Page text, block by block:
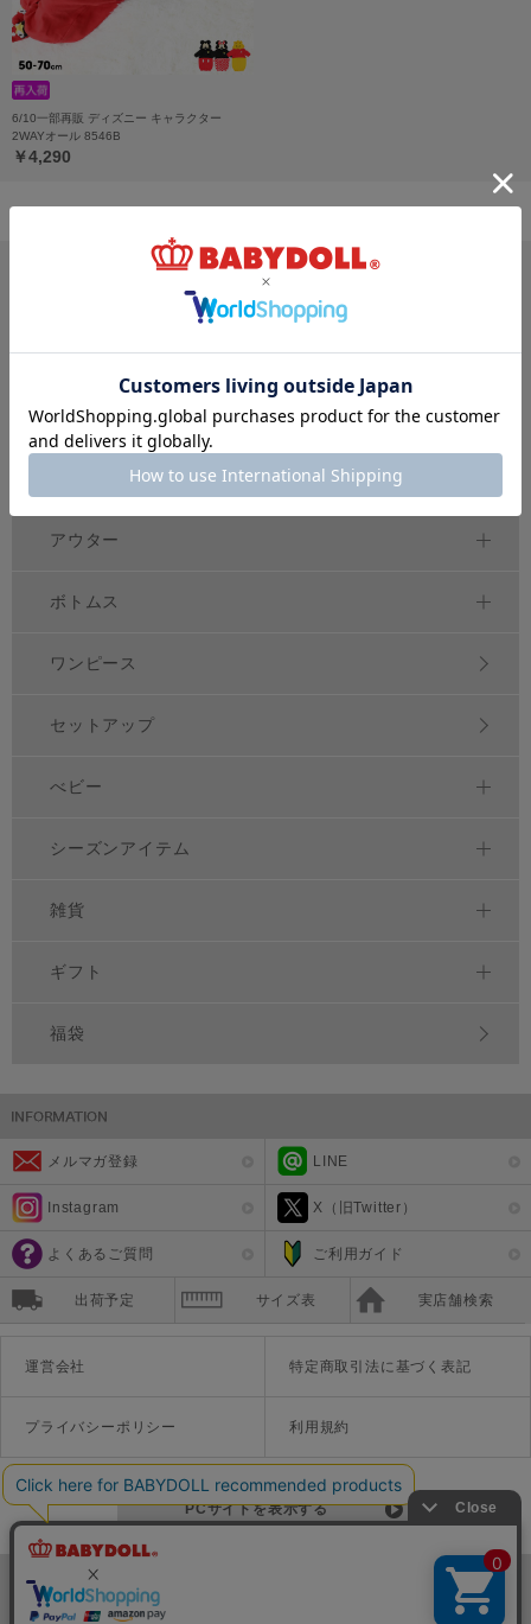
6/10一部再販 ディズニー キャラクター
2WAYオール 8546B
￥4,290
サイズ・カテゴリから探す
新生児 ベビー キッズ
140～160cm S XL 親子ペア
アウター
ボトムス
ワンピース
セットアップ
べビー
シーズンアイテム
雑貨
ギフト
福袋
メルマガ登録 LINE
Instagram X（旧Twitter）
よくあるご質問 ご利用ガイド
出荷予定 サイズ表 実店舗検索
運営会社 特定商取引法に基づく表記
プライバシーポリシー 利用規約
PCサイトを表示する
©Disney ©Disney/Pixar ©Disney. Based on the "Winnie the Pooh" works by A.A. Milne and E.H. Shepard.